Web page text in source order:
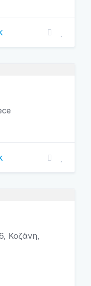
Κοζάνη,